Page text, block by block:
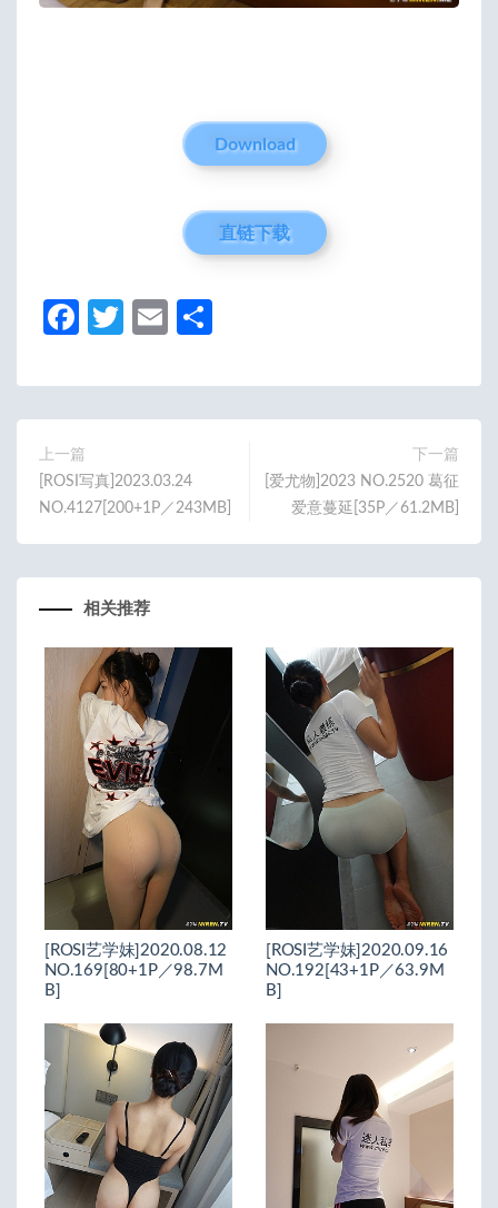
Download
直链下载
Fa
b
o
o
k
T
itt
er
E
ail
上一篇
[ROSI写真]2023.03.24
NO.4127[200+1P／243MB]
下一篇
[爱尤物]2023 NO.2520 葛征
爱意蔓延[35P／61.2MB]
相关推荐
[ROSI艺学妹]2020.08.12
NO.169[80+1P／98.7M
B]
[ROSI艺学妹]2020.09.16
NO.192[43+1P／63.9M
B]